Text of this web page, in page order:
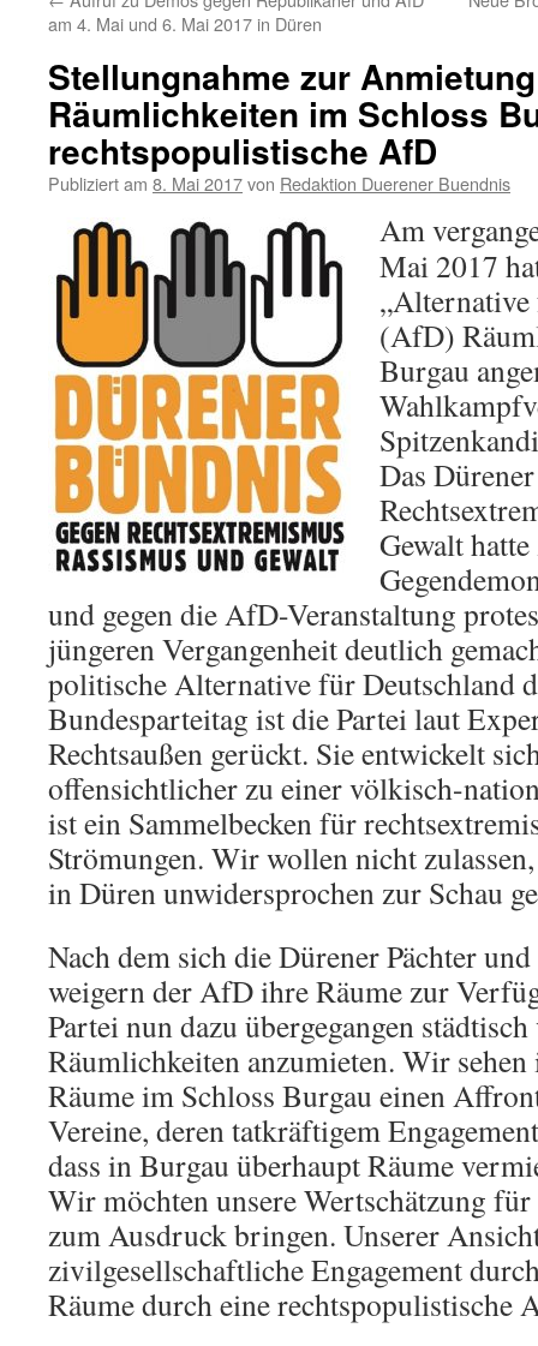
am 4. Mai und 6. Mai 2017 in Düren
Stellungnahme zur
Räumlichkeiten im Schloss
rechtspopulistische AfD
Publiziert am 8. Mai 2017von Redaktion Duerener Buendnis
Am
Mai 2017
(AfD)
Burgau
Das
Gewalt
und gegen die AfD-Veranstaltung
jüngeren Vergangenheit deutlich
politische Alternative für Deutschland
Bundesparteitag ist die Partei laut
Rechtsaußen gerückt. Sie entwickelt
offensichtlicher zu einer völkisch-
ist ein Sammelbecken für
Strömungen. Wir wollen nicht
in Düren unwidersprochen zur Schau
Nach dem sich die Dürener Pächter
weigern der AfD ihre Räume zur
Partei nun dazu übergegangen
Räumlichkeiten anzumieten. Wir
Räume im Schloss Burgau einen
Vereine, deren tatkräftigem
dass in Burgau überhaupt Räume
Wir möchten unsere Wertschätzung für
zum Ausdruck bringen. Unserer
zivilgesellschaftliche Engagement
Räume durch eine rechtspopulistische